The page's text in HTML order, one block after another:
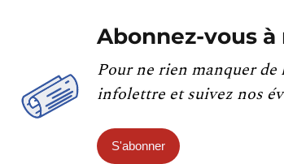
Abonnez-vous
Pour ne rien manquer de
infolettre et suivez nos
S'abonner